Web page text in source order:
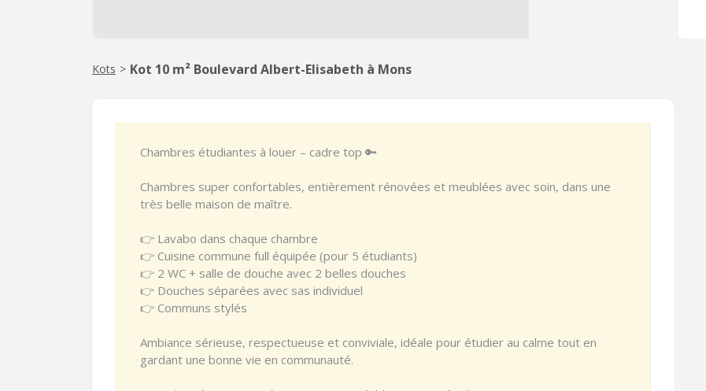
Kots > Kot 10 m² Boulevard Albert-Elisabeth à Mons
Chambres étudiantes à louer – cadre top 🔑
Chambres super confortables, entièrement rénovées et meublées avec soin, dans une
très belle maison de maître.
👉 Lavabo dans chaque chambre
👉 Cuisine commune full équipée (pour 5 étudiants)
👉 2 WC + salle de douche avec 2 belles douches
👉 Douches séparées avec sas individuel
👉 Communs stylés
Ambiance sérieuse, respectueuse et conviviale, idéale pour étudier au calme tout en
gardant une bonne vie en communauté.